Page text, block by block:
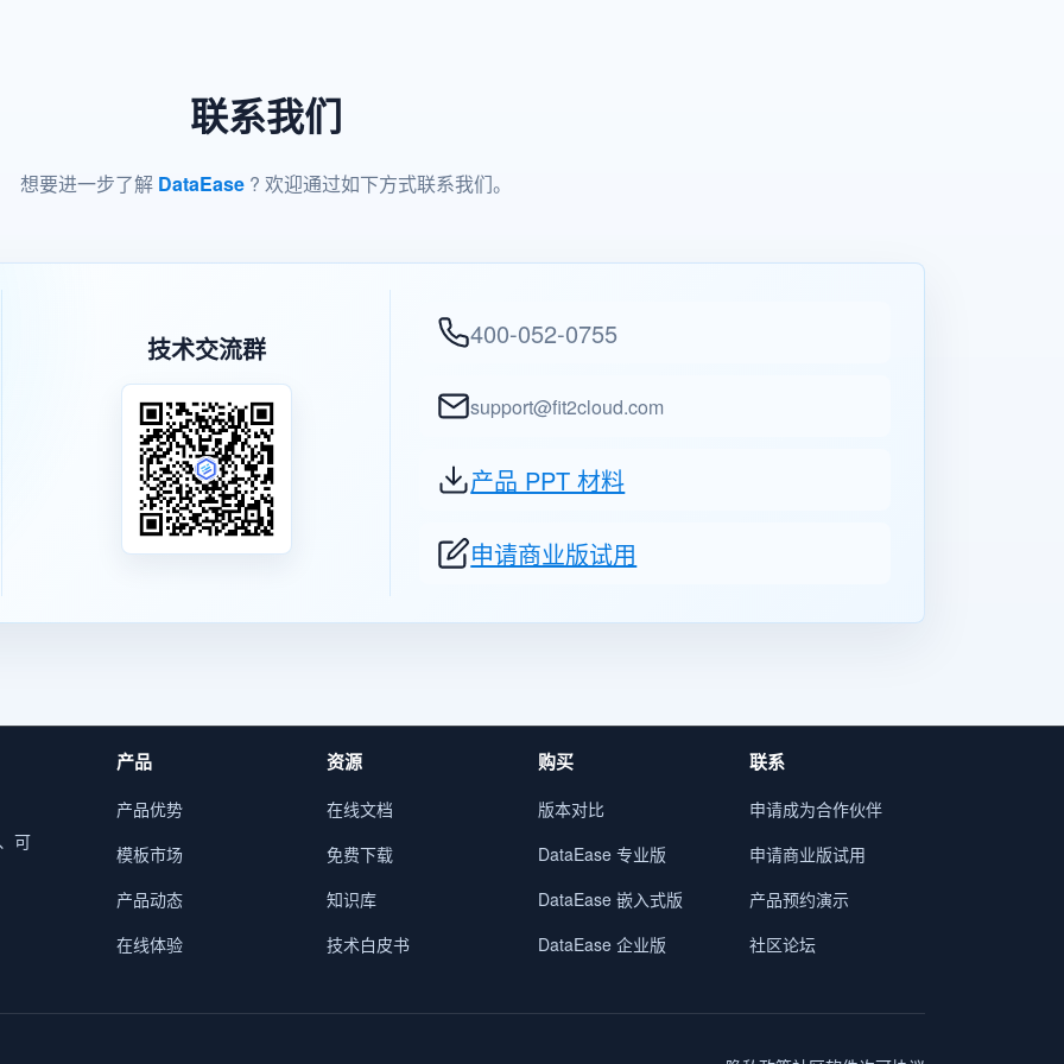
联系我们
想要进一步了解 DataEase ? 欢迎通过如下方式联系我们。
技术交流群 400-052-0755
support@fit2cloud.com
产品 PPT 材料
申请商业版试用
可
产品
产品优势
模板市场
产品动态
在线体验
资源
在线文档
免费下载
知识库
技术白皮书
购买
版本对比
DataEase 专业版
DataEase 嵌入式版
DataEase 企业版
联系
申请成为合作伙伴
申请商业版试用
产品预约演示
社区论坛